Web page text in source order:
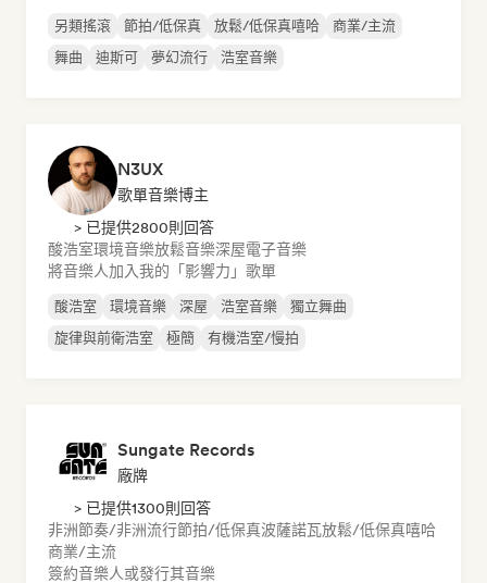
另類搖滾 節拍/低保真 放鬆/低保真嘻哈
商業/主流
舞曲
迪斯可 夢幻流行 浩室音樂
N3UX
歌單音樂博主
> 已提供2800則回答
酸浩室環境音樂放鬆音樂深屋電子音樂
將音樂人加入我的「影響力」歌單
酸浩室 環境音樂 深屋 浩室音樂
獨立舞曲
旋律與前衛浩室
極簡 有機浩室/慢拍
Sungate Records
廠牌
> 已提供1300則回答
非洲節奏/非洲流行節拍/低保真波薩諾瓦放鬆/低保真嘻哈
商業/主流
簽約音樂人或發行其音樂